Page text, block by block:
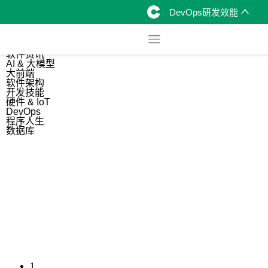
DevOps研发效能
软件资讯
AI & 大模型
大前端
软件架构
开发技能
硬件 & IoT
DevOps
程序人生
数据库
1